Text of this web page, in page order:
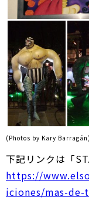
(Photos by Kary Barragán)
下記リンクは「
https://
iciones/mas-